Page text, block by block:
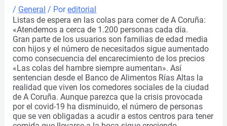
/ General / Poreditorial
Listas de espera en las colas para comer de A Coruña:
«Atendemos a cerca de 1.200 personas cada día.
Gran parte de los usuarios son familias de edad media
con hijos y el número de necesitados sigue aumentado
como consecuencia del encarecimiento de los precios
«Las colas del hambre siempre aumentan». Así
sentencian desde el Banco de Alimentos Rías Altas la
realidad que viven los comedores sociales de la ciudad
de A Coruña. Aunque parezca que la crisis provocada
por el covid-19 ha disminuido, el número de personas
que se ven obligadas a acudir a estos centros para tener